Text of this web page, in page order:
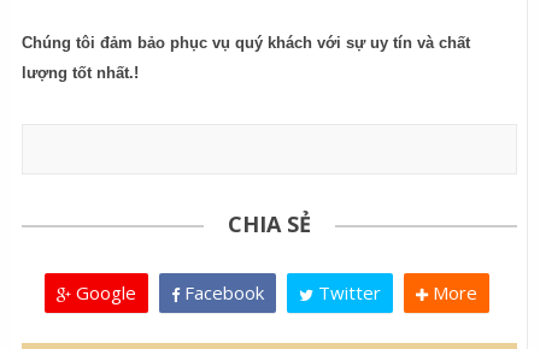
Chúng tôi đảm bảo phục vụ quý khách với sự uy tín và chất
lượng tốt nhất.!
CHIA SẺ
Google Facebook Twitter More